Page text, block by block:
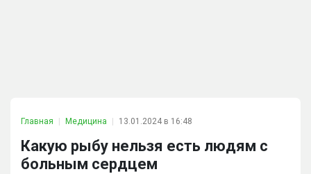
Главная Медицина 13.01.2024 в 16:48
Какую рыбу нельзя есть людям с
больным сердцем